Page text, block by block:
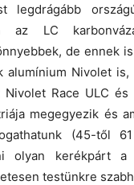
legdrágább
az LC
de ennek
alumínium Nivolet is,
Nivolet Race ULC
megegyezik és
(45-től
olyan kerékpárt a
testünkre